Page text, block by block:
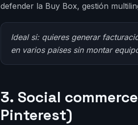
defender la Buy Box, gestión
Ideal si: quieres generar
en varios países sin montar
3. Social
Pinterest)